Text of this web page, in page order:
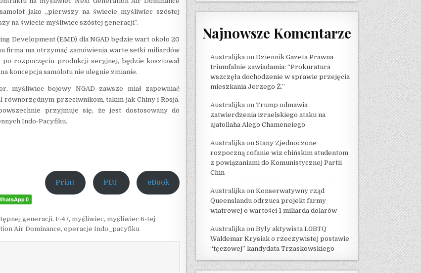
jako „pierwszy na świecie myśliwiec szóstej
na świecie myśliwiec szóstej generacji”.
Development (EMD) dla NGAD będzie wart około 20
firma ma otrzymać zamówienia warte setki miliardów
rozpoczęciu produkcji seryjnej, będzie kosztował
koncepcja samolotu nie ulegnie zmianie.
myśliwiec bojowy NGAD zawsze miał zapewniać
równorzędnym przeciwnikom, takim jak Chiny i Rosja.
przyjmuje się, że jest dostosowany do
Indo-Pacyfiku.
Print PDF eBook
0
generacji, F-47, myśliwiec, myśliwiec 6-tej
Air Dominance, operacje Indo_pacyfiku
Najnowsze Komentarze
Australijkaon Dziennik Gazeta Prawna
triumfalnie zawiadamia: “Prokuratura
wszczęła dochodzenie w sprawie przejęcia
mieszkania Jerzego Ż.”
Australijkaon Trump odmawia
zatwierdzenia izraelskiego ataku na
ajatollaha Alego Chameneiego
Australijkaon Stany Zjednoczone
rozpoczną cofanie wiz chińskim studentom
z powiązaniami do Komunistycznej Partii
Chin
Australijkaon Konserwatywny rząd
Queenslandu odrzuca projekt farmy
wiatrowej o wartości 1 miliarda dolarów
Australijkaon Były aktywista LGBTQ
Waldemar Krysiak o rzeczywistej postawie
“tęczowej” kandydata Trzaskowskiego